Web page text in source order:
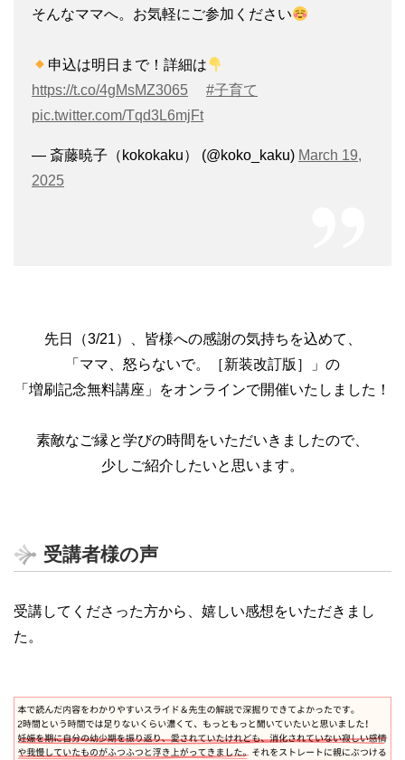
そんなママへ。お気軽にご参加ください
申込は明日まで！詳細は
https://t.co/4gMsMZ3065
#子育て
pic.twitter.com/Tqd3L6mjFt
— 斎藤暁子（kokokaku） (@koko_kaku) March 19,
2025
先日（3/21）、皆様への感謝の気持ちを込めて、
「ママ、怒らないで。［新装改訂版］」の
「増刷記念無料講座」をオンラインで開催いたしました！
素敵なご縁と学びの時間をいただいきましたので、
少しご紹介したいと思います。
受講者様の声
受講してくださった方から、嬉しい感想をいただきまし
た。